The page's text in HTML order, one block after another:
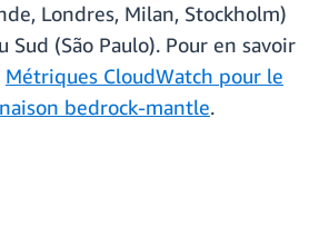
Londres, Milan, Stockholm)
Sud (São Paulo). Pour en savoir
Métriques CloudWatch pour le
bedrock-mantle.